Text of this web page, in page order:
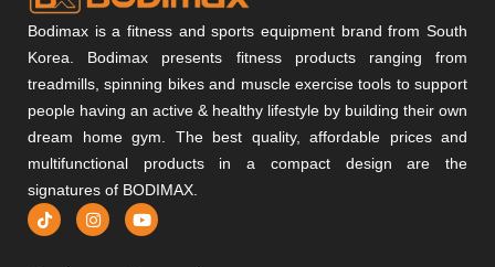
Bodimax is a fitness and sports equipment brand from South
Korea. Bodimax presents fitness products ranging from
treadmills, spinning bikes and muscle exercise tools to support
people having an active & healthy lifestyle by building their own
dream home gym. The best quality, affordable prices and
multifunctional products in a compact design are the
signatures of BODIMAX.